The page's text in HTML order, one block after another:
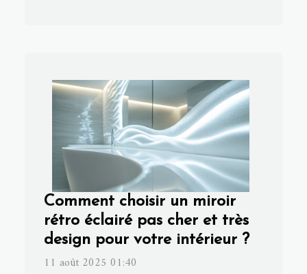
Comment choisir un miroir
rétro éclairé pas cher et très
design pour votre intérieur ?
11 août 2025 01:40